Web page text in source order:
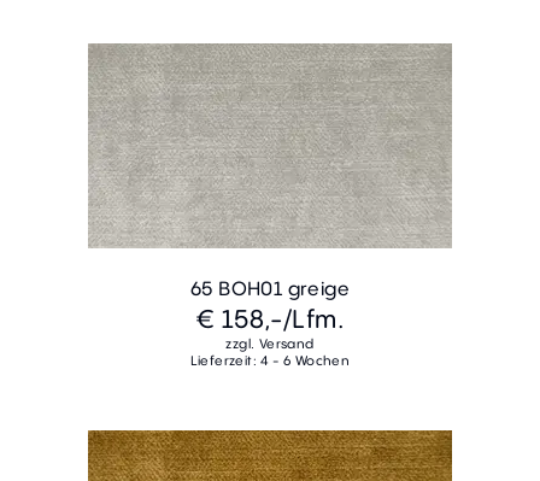
65 BOH01 greige
€ 158,-/Lfm.
zzgl. Versand
Lieferzeit: 4 - 6 Wochen